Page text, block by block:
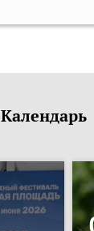
Календарь